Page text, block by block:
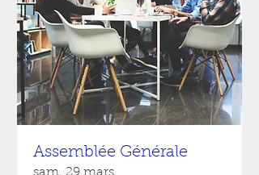
Assemblée Générale